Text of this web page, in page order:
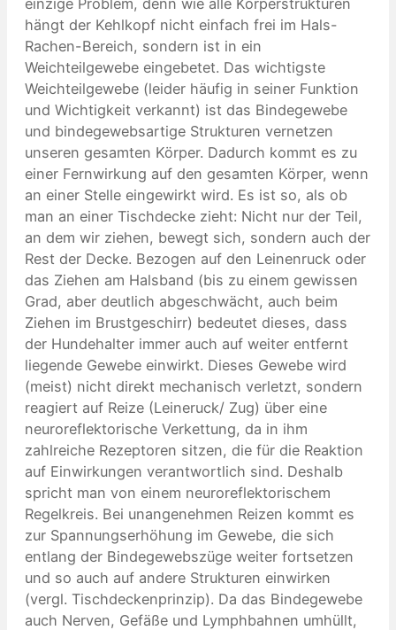
hängt der Kehlkopf nicht einfach frei im Hals-
Rachen-Bereich, sondern ist in ein
Weichteilgewebe eingebetet. Das wichtigste
Weichteilgewebe (leider häufig in seiner Funktion
und Wichtigkeit verkannt) ist das Bindegewebe
und bindegewebsartige Strukturen vernetzen
unseren gesamten Körper. Dadurch kommt es zu
einer Fernwirkung auf den gesamten Körper, wenn
an einer Stelle eingewirkt wird. Es ist so, als ob
man an einer Tischdecke zieht: Nicht nur der Teil,
an dem wir ziehen, bewegt sich, sondern auch der
Rest der Decke. Bezogen auf den Leinenruck oder
das Ziehen am Halsband (bis zu einem gewissen
Grad, aber deutlich abgeschwächt, auch beim
Ziehen im Brustgeschirr) bedeutet dieses, dass
der Hundehalter immer auch auf weiter entfernt
liegende Gewebe einwirkt. Dieses Gewebe wird
(meist) nicht direkt mechanisch verletzt, sondern
reagiert auf Reize (Leineruck/ Zug) über eine
neuroreflektorische Verkettung, da in ihm
zahlreiche Rezeptoren sitzen, die für die Reaktion
auf Einwirkungen verantwortlich sind. Deshalb
spricht man von einem neuroreflektorischem
Regelkreis. Bei unangenehmen Reizen kommt es
zur Spannungserhöhung im Gewebe, die sich
entlang der Bindegewebszüge weiter fortsetzen
und so auch auf andere Strukturen einwirken
(vergl. Tischdeckenprinzip). Da das Bindegewebe
auch Nerven, Gefäße und Lymphbahnen umhüllt,